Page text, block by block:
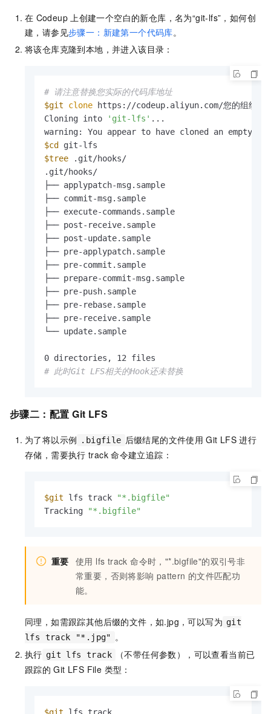
在 Codeup 上创建一个空白的新仓库，名为“git-lfs” ，如何创
建，请参见步骤一：新建第一个代码库。
将该仓库克隆到本地，并进入该目录：
# 请注意替换您实际的代码库地址
$git
clone https://codeup.aliyun.com/您的组织
Cloning into
'git-lfs' ...
$cd
$tree .git/hooks/
.git/hooks/
├── applypatch-msg.sample
├── commit-msg.sample
├── execute-commands.sample
├── post-receive.sample
├── post-update.sample
├── pre-applypatch.sample
├── pre-commit.sample
├── prepare-commit-msg.sample
├── pre-push.sample
├── pre-rebase.sample
├── pre-receive.sample
└── update.sample
# 此时Git LFS相关的Hook还未替换
步骤二：配置 Git LFS
为了将以示例 .bigfile 后缀结尾的文件使用 Git LFS 进行
存储，需要执行 track 命令建立追踪：
$git lfs track
"*.bigfile"
Tracking
"*.bigfile"
重要 使用 lfs track 命令时，"*.bigfile"的双引号非
常重要，否则将影响 pattern 的文件匹配功
能。
同理，如需跟踪其他后缀的文件，如.jpg，可以写为 git
lfs track "*.jpg"
。
执行 git lfs track
（不带任何参数），可以查看当前已
跟踪的 Git LFS File 类型：
$git lfs track